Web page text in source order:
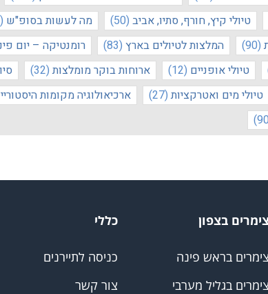
טיולי קיץ, חורף, סתיו, אביב (50) מה לעשות בסופ"ש (81)
(90) המלצות לטיולים בארץ (83) רומנטיקה – יום
טיולי אופניים (12) ארוחות בוקר מומלצות (32)
טיולי מים ואטרקציות (27) ארכיאולוגיה מקומות
בצפון
צימרים בראש פינה
צימרים בגליל מערבי
כללי
כניסה לתיירנים
צור קשר